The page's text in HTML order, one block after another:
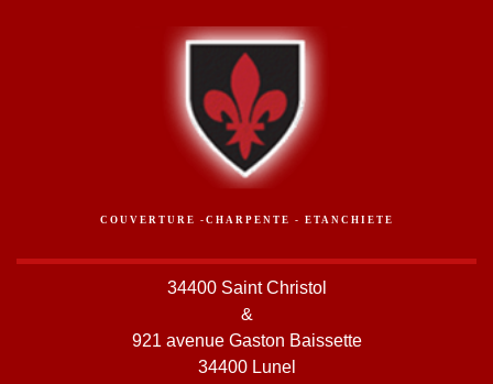
COUVERTURE -CHARPENTE - ETANCHIETE
34400 Saint Christol
&
921 avenue Gaston Baissette
34400 Lunel